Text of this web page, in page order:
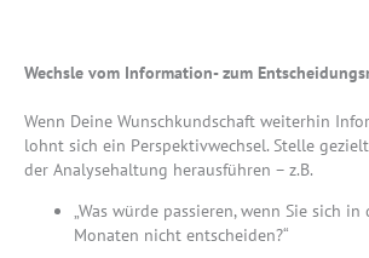
Wechsle vom Information- zum
Wenn Deine Wunschkundschaft weiterhin
lohnt sich ein Perspektivwechsel. Stelle
der Analysehaltung herausführen – z.B.
„Was würde passieren, wenn Sie sich
Monaten nicht entscheiden?“